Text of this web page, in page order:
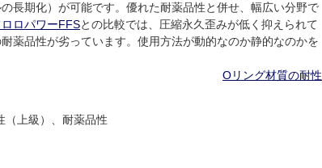
長期化）が可能です。優れた耐薬品性と併せ、幅広い分野で
ロロパワーFFSとの比較では、圧縮永久歪みが低く抑えられて
薬品性が劣っています。使用方法が動的なのか静的なのかを
Oリング材質の耐性
（上級）、耐薬品性